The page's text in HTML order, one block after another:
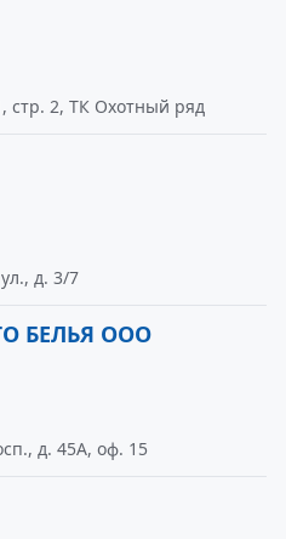
стр. 2, ТК Охотный ряд
д. 3/7
БЕЛЬЯ ООО
д. 45А, оф. 15